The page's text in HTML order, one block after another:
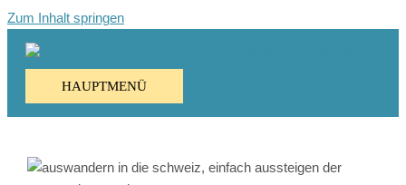
Zum Inhalt springen
HAUPTMENÜ